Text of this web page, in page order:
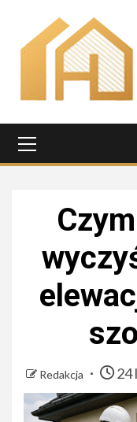
treści
główne
Redakcja 24